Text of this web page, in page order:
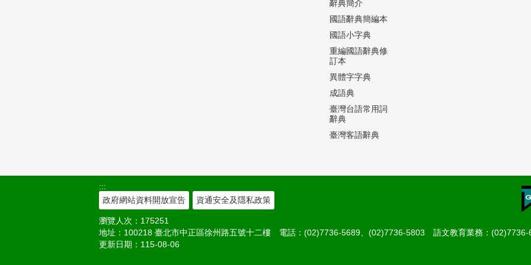
辭典簡介
國語辭典簡編本
國語小字典
重編國語辭典修
訂本
異體字字典
成語典
臺灣台語常用詞
辭典
臺灣客語辭典
:::
政府網站資料開放宣告
資通安全及隱私政策
瀏覽人次： 175251
地址：100218 臺北市中正區徐州路五號十二樓 電話：(02)7736-5689、(02)7736-5803 語文教育業務：(02)7736-
更新日期： 115-08-06